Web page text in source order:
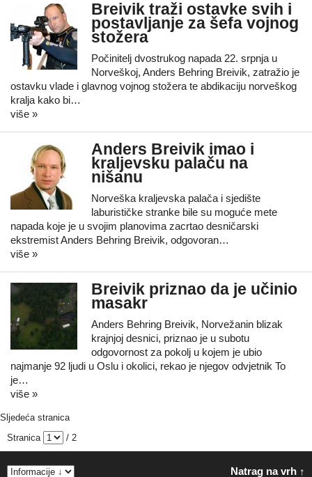
Breivik traži ostavke svih i
postavljanje za šefa vojnog
stožera
Počinitelj dvostrukog napada 22. srpnja u
Norveškoj, Anders Behring Breivik, zatražio je
ostavku vlade i glavnog vojnog stožera te abdikaciju norveškog
kralja kako bi…
više »
Anders Breivik imao i
kraljevsku palaču na
nišanu
Norveška kraljevska palača i sjedište
laburističke stranke bile su moguće mete
napada koje je u svojim planovima zacrtao desničarski
ekstremist Anders Behring Breivik, odgovoran…
više »
Breivik priznao da je učinio
masakr
Anders Behring Breivik, Norvežanin blizak
krajnjoj desnici, priznao je u subotu
odgovornost za pokolj u kojem je ubio
najmanje 92 ljudi u Oslu i okolici, rekao je njegov odvjetnik To
je…
više »
Sljedeća stranica
Stranica
/ 2
Natrag na vrh ↑